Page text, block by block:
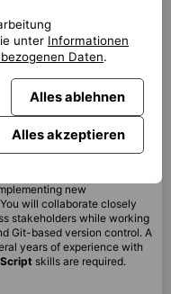
new
will collaborate closely
stakeholders while working
Git-based version control. A
years of experience with
skills are required.
unter Informationen
Daten.
Alles ablehnen
Alles akzeptieren